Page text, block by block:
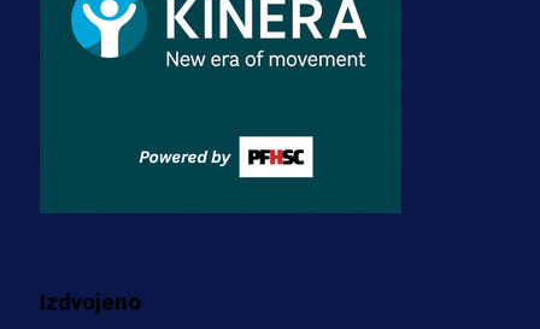
3 sedmica 3 dan
Premijer liga BiH
za pranje novca, pretresaju
prostorije FK Borac!
Izdvojeno